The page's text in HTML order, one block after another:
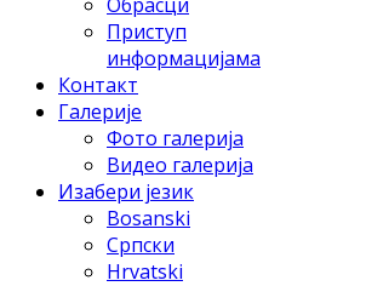
Приступ
информацијама
Контакт
Галерије
Фото галерија
Видео галерија
Изабери језик
Bosanski
Српски
Hrvatski